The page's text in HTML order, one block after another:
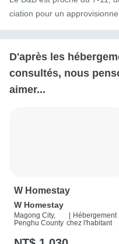
ciation pour un
D'après les
consultés, nous
aimer...
W Homestay
W Homestay
Magong City,
Penghu County
Hébergement
chez l'habitant